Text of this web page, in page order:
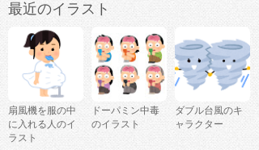
最近のイラスト
扇風機を服の中
に入れる人のイ
ラスト
ドーパミン中毒
のイラスト
ダブル台風のキ
ャラクター